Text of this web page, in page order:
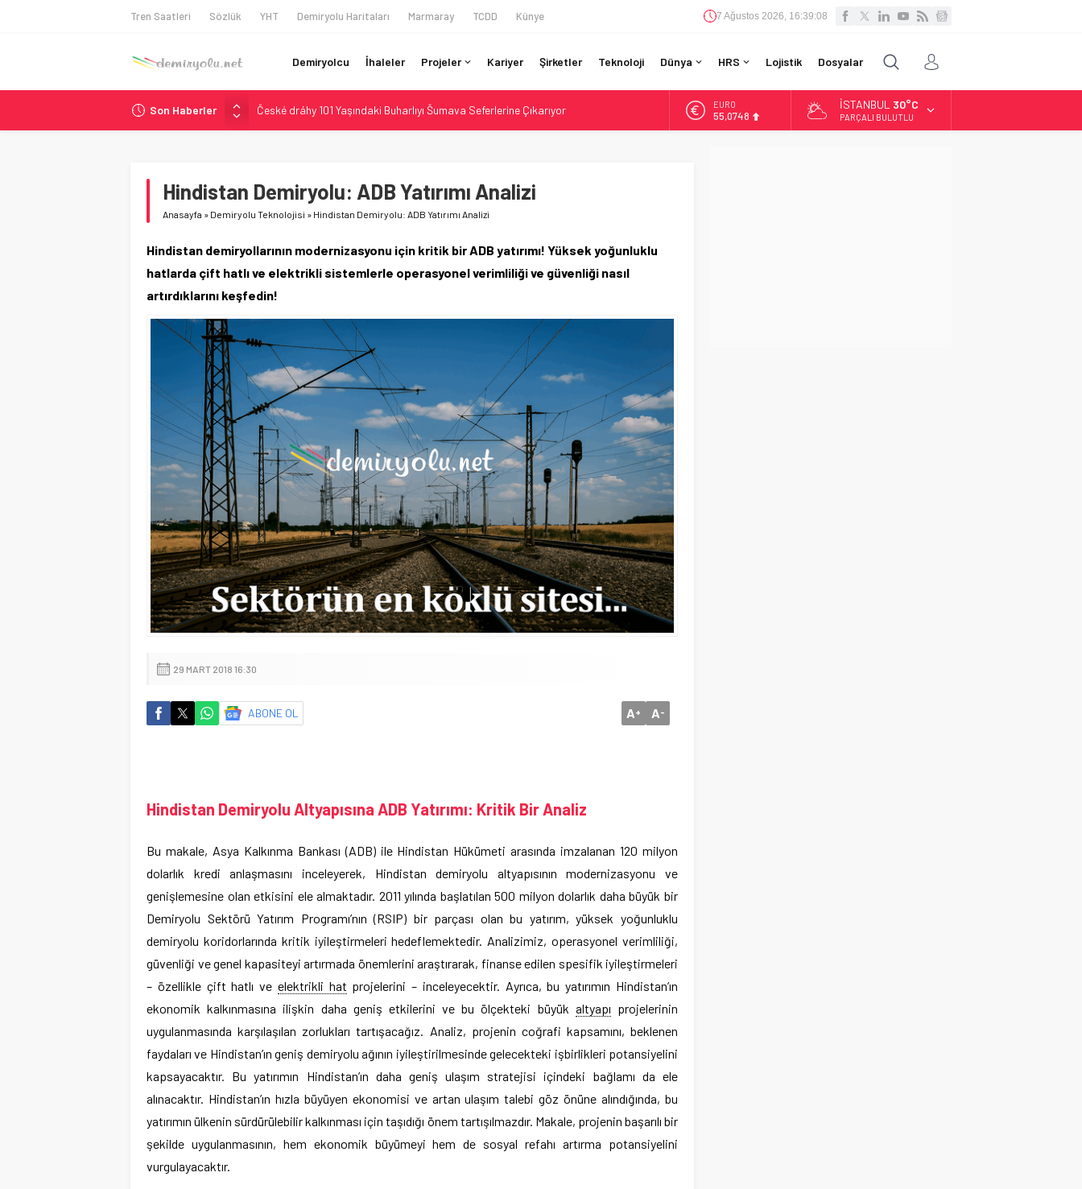
Tren Saatleri Sözlük YHT Demiryolu Haritaları Marmaray TCDD Künye 7 Ağustos 2026, 16:39:09
Demiryolcu İhaleler Projeler Kariyer Şirketler Teknoloji Dünya HRS Lojistik Dosyalar
Son Haberler
České dráhy 101 Yaşındaki Buharlıyı Šumava Seferlerine Çıkarıyor
Brescia 426 Milyon Euro’luk Tramvay İnşaatına Başladı
Chicago’da Metra Polisi BVLOS Drone’larla Müdahale Süresini Kısalttı
Çekya ETCS’de Erken Teslim Ama Ulusal Hedef 730 km’ye Düştü
ALTIN
6.623,43
İSTANBUL 30°C
PARÇALI BULUTLU
Hindistan Demiryolu: ADB Yatırımı Analizi
Anasayfa » Demiryolu Teknolojisi » Hindistan Demiryolu: ADB Yatırımı Analizi
Hindistan demiryollarının modernizasyonu için kritik bir ADB yatırımı! Yüksek yoğunluklu
hatlarda çift hatlı ve elektrikli sistemlerle operasyonel verimliliği ve güvenliği nasıl
artırdıklarını keşfedin!
29 MART 2018 16:30
ABONE OL A+ A-
Hindistan Demiryolu Altyapısına ADB Yatırımı: Kritik Bir Analiz
Bu makale, Asya Kalkınma Bankası (ADB) ile Hindistan Hükümeti arasında imzalanan 120 milyon
dolarlık kredi anlaşmasını inceleyerek, Hindistan demiryolu altyapısının modernizasyonu ve
genişlemesine olan etkisini ele almaktadır. 2011 yılında başlatılan 500 milyon dolarlık daha büyük bir
Demiryolu Sektörü Yatırım Programı’nın (RSIP) bir parçası olan bu yatırım, yüksek yoğunluklu
demiryolu koridorlarında kritik iyileştirmeleri hedeflemektedir. Analizimiz, operasyonel verimliliği,
güvenliği ve genel kapasiteyi artırmada önemlerini araştırarak, finanse edilen spesifik iyileştirmeleri
– özellikle çift hatlı ve elektrikli hat projelerini – inceleyecektir. Ayrıca, bu yatırımın Hindistan’ın
ekonomik kalkınmasına ilişkin daha geniş etkilerini ve bu ölçekteki büyük altyapı projelerinin
uygulanmasında karşılaşılan zorlukları tartışacağız. Analiz, projenin coğrafi kapsamını, beklenen
faydaları ve Hindistan’ın geniş demiryolu ağının iyileştirilmesinde gelecekteki işbirlikleri potansiyelini
kapsayacaktır. Bu yatırımın Hindistan’ın daha geniş ulaşım stratejisi içindeki bağlamı da ele
alınacaktır. Hindistan’ın hızla büyüyen ekonomisi ve artan ulaşım talebi göz önüne alındığında, bu
yatırımın ülkenin sürdürülebilir kalkınması için taşıdığı önem tartışılmazdır. Makale, projenin başarılı bir
şekilde uygulanmasının, hem ekonomik büyümeyi hem de sosyal refahı artırma potansiyelini
vurgulayacaktır.